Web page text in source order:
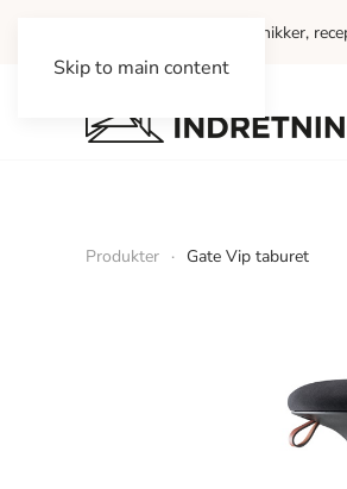
Skip to main content
Vi indretter kontorer, klinikker,
Produkter Gate Vip taburet